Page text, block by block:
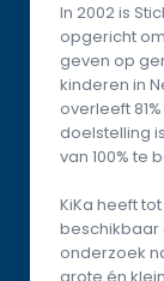
In 2002 is
opgericht
geven op
kinderen in
overleeft
doelstelling
van 100% te
KiKa heeft
beschikbaar
onderzoek